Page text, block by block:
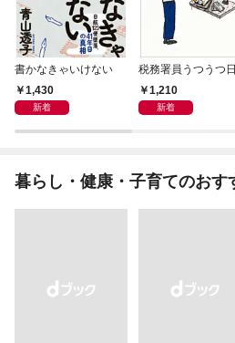
書かなきゃいけない
1,430
新着
税務署員うつうつ
1,210
新着
暮らし・健康・子育てのおす